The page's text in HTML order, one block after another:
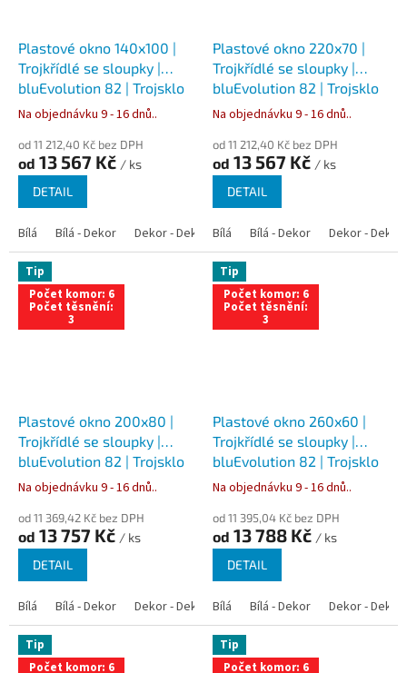
Plastové okno 140x100 |
Trojkřídlé se sloupky |
bluEvolution 82 | Trojsklo
Na objednávku 9 - 16 dnů..
od 11 212,40 Kč bez DPH
od 13 567 Kč / ks
DETAIL
Bílá Bílá - Dekor Dekor - Dekor Bílá - Antracit Bílá - Zlatý dub
Plastové okno 220x70 |
Trojkřídlé se sloupky |
bluEvolution 82 | Trojsklo
Na objednávku 9 - 16 dnů..
od 11 212,40 Kč bez DPH
od 13 567 Kč / ks
DETAIL
Bílá Bílá - Dekor Dekor - Dekor
Tip
Počet komor: 6
Počet těsnění:
3
Plastové okno 200x80 |
Trojkřídlé se sloupky |
bluEvolution 82 | Trojsklo
Na objednávku 9 - 16 dnů..
od 11 369,42 Kč bez DPH
od 13 757 Kč / ks
DETAIL
Bílá Bílá - Dekor Dekor - Dekor Bílá - Antracit Bílá - Zlatý dub
Tip
Počet komor: 6
Počet těsnění:
3
Plastové okno 260x60 |
Trojkřídlé se sloupky |
bluEvolution 82 | Trojsklo
Na objednávku 9 - 16 dnů..
od 11 395,04 Kč bez DPH
od 13 788 Kč / ks
DETAIL
Bílá Bílá - Dekor Dekor - Dekor
Tip
Počet komor: 6
Tip
Počet komor: 6